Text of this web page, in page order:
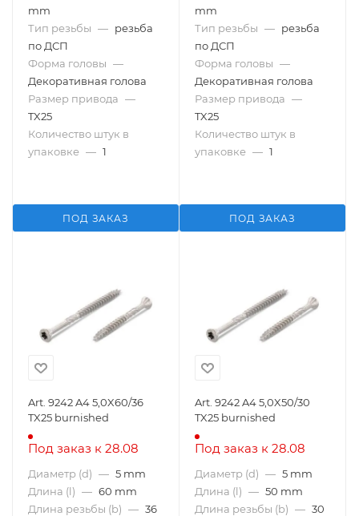
mm
Тип резьбы — резьба
по ДСП
Форма головы —
Декоративная голова
Размер привода —
TX25
Количество штук в
упаковке — 1
ПОД ЗАКАЗ
mm
Тип резьбы — резьба
по ДСП
Форма головы —
Декоративная голова
Размер привода —
TX25
Количество штук в
упаковке — 1
ПОД ЗАКАЗ
Art. 9242 A4 5,0X60/36
TX25 burnished
Под заказ к 28.08
Диаметр (d) — 5 mm
Длина (l) — 60 mm
Длина резьбы (b) — 36
Art. 9242 A4 5,0X50/30
TX25 burnished
Под заказ к 28.08
Диаметр (d) — 5 mm
Длина (l) — 50 mm
Длина резьбы (b) — 30